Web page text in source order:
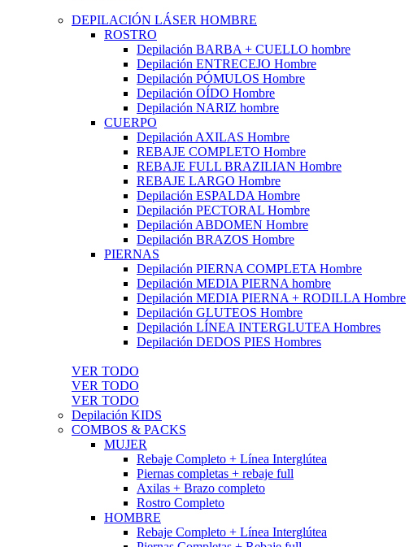
DEPILACIÓN LÁSER HOMBRE
ROSTRO
Depilación BARBA + CUELLO hombre
Depilación ENTRECEJO Hombre
Depilación PÓMULOS Hombre
Depilación OÍDO Hombre
Depilación NARIZ hombre
CUERPO
Depilación AXILAS Hombre
REBAJE COMPLETO Hombre
REBAJE FULL BRAZILIAN Hombre
REBAJE LARGO Hombre
Depilación ESPALDA Hombre
Depilación PECTORAL Hombre
Depilación ABDOMEN Hombre
Depilación BRAZOS Hombre
PIERNAS
Depilación PIERNA COMPLETA Hombre
Depilación MEDIA PIERNA hombre
Depilación MEDIA PIERNA + RODILLA Hombre
Depilación GLUTEOS Hombre
Depilación LÍNEA INTERGLUTEA Hombres
Depilación DEDOS PIES Hombres
VER TODO
VER TODO
VER TODO
Depilación KIDS
COMBOS & PACKS
MUJER
Rebaje Completo + Línea Interglútea
Piernas completas + rebaje full
Axilas + Brazo completo
Rostro Completo
HOMBRE
Rebaje Completo + Línea Interglútea